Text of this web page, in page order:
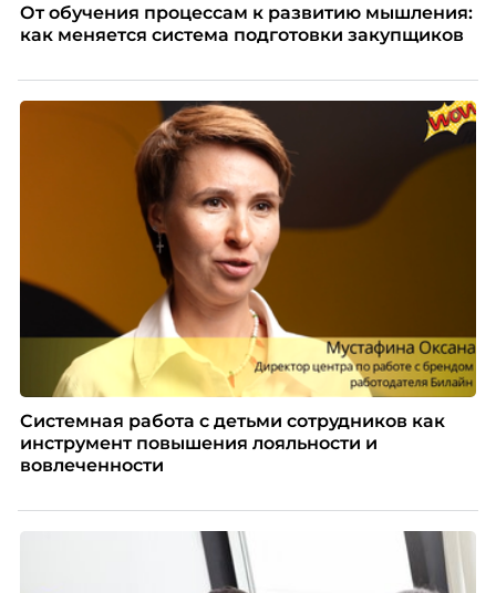
От обучения процессам к развитию мышления:
как меняется система подготовки закупщиков
Системная работа с детьми сотрудников как
инструмент повышения лояльности и
вовлеченности